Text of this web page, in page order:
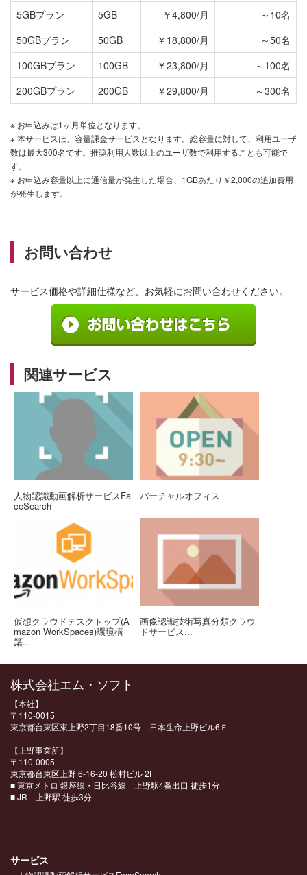
5GBプラン
5GB ￥4,800/月
～10名
50GBプラン
50GB ￥18,800/月
～50名
100GBプラン
100GB ￥23,800/月
～100名
200GBプラン
200GB ￥29,800/月 ～300名
※ お申込みは1ヶ月単位となります。
※ 本サービスは、容量課金サービスとなります。総容量に対して、利用ユーザ
数は最大300名です。推奨利用人数以上のユーザ数で利用することも可能で
す。
※ お申込み容量以上に通信量が発生した場合、1GBあたり￥2,000の追加費用
が発生します。
お問い合わせ
サービス価格や詳細仕様など、お気軽にお問い合わせください。
関連サービス
人物認識動画解析サービスFa
ceSearch
バーチャルオフィス
仮想クラウドデスクトップ(A
mazon WorkSpaces)環境構
築...
画像認識技術写真分類クラウ
ドサービス...
株式会社エム・ソフト
【本社】
〒110-0015
東京都台東区東上野2丁目18番10号 日本生命上野ビル6Ｆ
【上野事業所】
〒110-0005
東京都台東区上野 6-16-20 松村ビル 2F
■ 東京メトロ 銀座線・日比谷線 上野駅4番出口 徒歩1分
■ JR 上野駅 徒歩3分
サービス